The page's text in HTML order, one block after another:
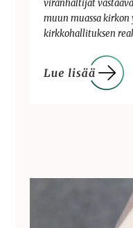
viranhaltijat
muun muassa
kirkkohallituksen